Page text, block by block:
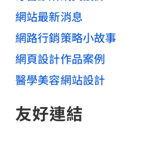
網站最新消息
網路行銷策略小故事
網頁設計作品案例
醫學美容網站設計
友好連結